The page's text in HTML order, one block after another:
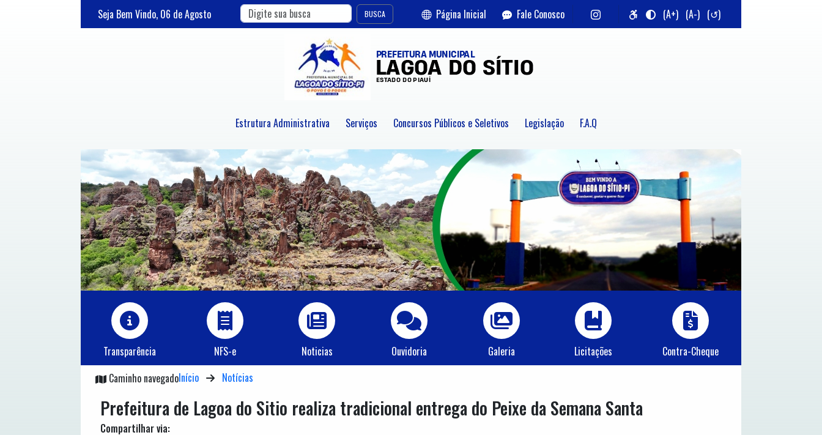
Seja Bem Vindo, 06 deAgosto BUSCA Página Inicial Fale Conosco (A+) (A-) (↺)
Estrutura Administrativa Serviços Concursos Públicos e Seletivos Legislação F.A.Q
Transparência NFS-e Noticias Ouvidoria Galeria Licitações
Contra-Cheque
Caminho navegadoInício Notícias
Prefeitura de Lagoa do Sitio realiza tradicional entrega do Peixe da Semana Santa
Compartilhar via: